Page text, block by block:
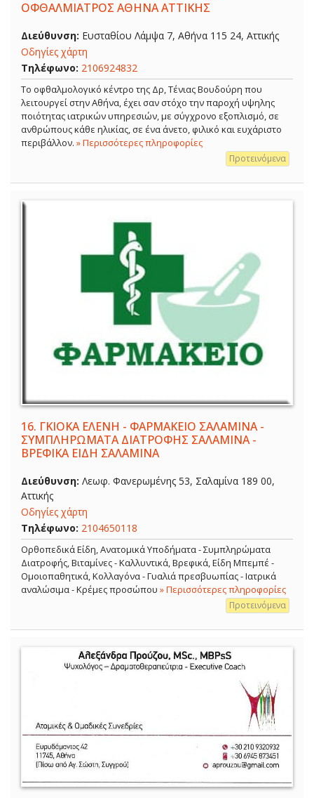
ΟΦΘΑΛΜΙΑΤΡΟΣ ΑΘΗΝΑ ΑΤΤΙΚΗΣ
Διεύθυνση: Ευσταθίου Λάμψα 7, Αθήνα 115 24, Αττικής
Οδηγίες χάρτη
Τηλέφωνο: 2106924832
Το οφθαλμολογικό κέντρο της Δρ, Τένιας Βουδούρη που
λειτουργεί στην Αθήνα, έχει σαν στόχο την παροχή υψηλης
ποιότητας ιατρικών υπηρεσιών, με σύγχρονο εξοπλισμό, σε
ανθρώπους κάθε ηλικίας, σε ένα άνετο, φιλικό και ευχάριστο
περιβάλλον. » Περισσότερες πληροφορίες
Προτεινόμενα
16. ΓΚΙΟΚΑ ΕΛΕΝΗ - ΦΑΡΜΑΚΕΙΟ ΣΑΛΑΜΙΝΑ -
ΣΥΜΠΛΗΡΩΜΑΤΑ ΔΙΑΤΡΟΦΗΣ ΣΑΛΑΜΙΝΑ -
ΒΡΕΦΙΚΑ ΕΙΔΗ ΣΑΛΑΜΙΝΑ
Διεύθυνση: Λεωφ. Φανερωμένης 53, Σαλαμίνα 189 00,
Αττικής
Οδηγίες χάρτη
Τηλέφωνο: 2104650118
Ορθοπεδικά Είδη, Ανατομικά Υποδήματα - Συμπληρώματα
Διατροφής, Βιταμίνες - Καλλυντικά, Βρεφικά, Είδη Μπεμπέ -
Ομοιοπαθητικά, Κολλαγόνα - Γυαλιά πρεσβυωπίας - Ιατρικά
αναλώσιμα - Κρέμες προσώπου » Περισσότερες πληροφορίες
Προτεινόμενα